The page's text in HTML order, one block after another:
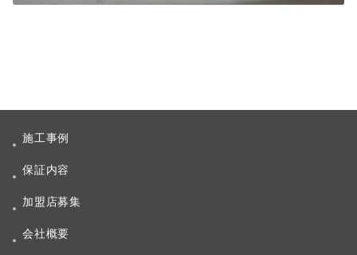
施工事例
保証内容
加盟店募集
会社概要